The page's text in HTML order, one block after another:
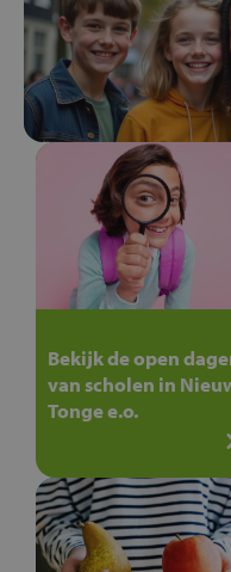
Bekijk de open
van scholen in
Tonge e.o.